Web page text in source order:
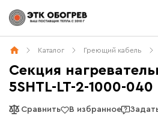
Каталог Греющий кабель
Секция
5SHTL-LT-2-1000-040
Сравнить В избранное